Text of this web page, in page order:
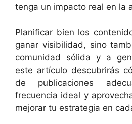
tenga un impacto real en la
Planificar bien los
ganar visibilidad, sino
comunidad sólida y a
este artículo descubrirás
de publicaciones
frecuencia ideal y
mejorar tu estrategia en